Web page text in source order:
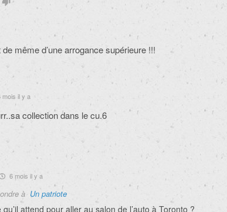
même d’une arrogance supérieure !!!
mois il y a
collection dans le cu.6
6 mois il y a
à Un patriote
qu’il attend pour aller au salon de l’auto à Toronto ?